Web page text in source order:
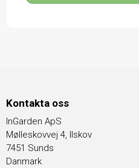
Kontakta oss
InGarden ApS
Mølleskovvej 4, Ilskov
7451 Sunds
Danmark